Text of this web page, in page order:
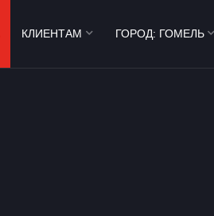
КЛИЕНТАМ ГОРОД: ГОМЕЛЬ